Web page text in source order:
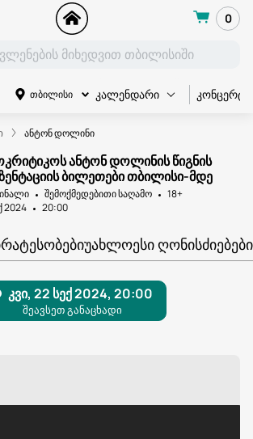
0
თბილისი კალენდარი კონცერტი
ანტონ დოლინი
ანტონ დოლინის წიგნის
ბილეთები თბილისი-მდე
შემოქმედებითი საღამო
18+
2024
20:00
ᲣᲐᲮᲚᲝᲔᲡᲘ ᲦᲝᲜᲘᲡᲫᲘᲔᲑᲔᲑᲘ